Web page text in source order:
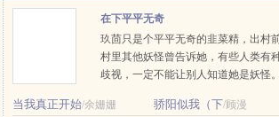
恋，但当他对她使用了
时，才发现并不是——
过，会有一个人这样想
要懂得自己。而那成为
的日子里的唯一…
在下平平无奇
玖茴只是个平平无奇的韭菜精，出村
村里其他妖怪曾告诉她，有些人类有
歧视，一定不能让别人知道她是妖怪
剑修，有宗门擅占卜。唯有玖茴拜的宗
当我真正开始/余姗姗 骄阳似我（下/顾漫